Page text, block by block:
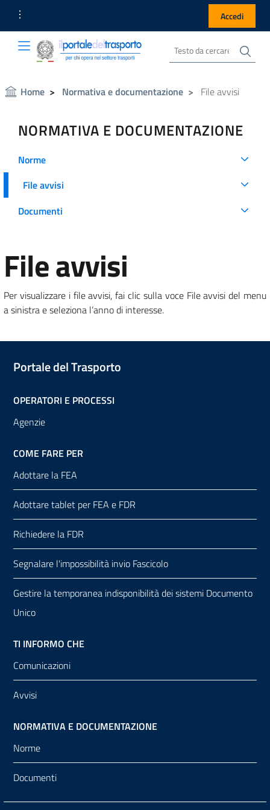
Link Utili Accedi
Portale del Trasporto
Portale del Trasporto Cerca nel sito
Home Normativa e documentazione File avvisi
NORMATIVA E DOCUMENTAZIONE
Norme
File avvisi
Documenti
File avvisi
Per visualizzare i file avvisi, fai clic sulla voce File avvisi del menu
a sinistra e seleziona l’anno di interesse.
Portale del Trasporto
OPERATORI E PROCESSI
Agenzie
COME FARE PER
Adottare la FEA
Adottare tablet per FEA e FDR
Richiedere la FDR
Segnalare l'impossibilità invio Fascicolo
Gestire la temporanea indisponibilità dei sistemi Documento
Unico
TI INFORMO CHE
Comunicazioni
Avvisi
NORMATIVA E DOCUMENTAZIONE
Norme
Documenti